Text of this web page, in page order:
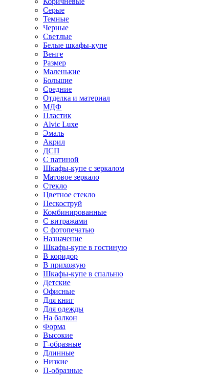
Серые
Темные
Черные
Светлые
Белые шкафы-купе
Венге
Размер
Маленькие
Большие
Средние
Отделка и материал
МДФ
Пластик
Alvic Luxe
Эмаль
Акрил
ДСП
С патиной
Шкафы-купе с зеркалом
Матовое зеркало
Стекло
Цветное стекло
Пескоструй
Комбинированные
С витражами
С фотопечатью
Назначение
Шкафы-купе в гостиную
В коридор
В прихожую
Шкафы-купе в спальню
Детские
Офисные
Для книг
Для одежды
На балкон
Форма
Высокие
Г-образные
Длинные
Низкие
П-образные